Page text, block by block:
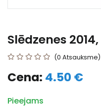
Slēdzenes
(0 Atsauksme)
Cena: 4.50 €
Pieejams